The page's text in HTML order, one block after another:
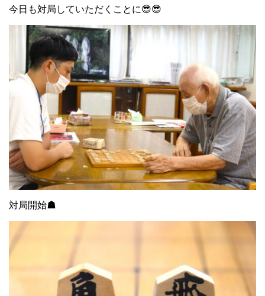
今日も対局していただくことに😎😎
対局開始☗